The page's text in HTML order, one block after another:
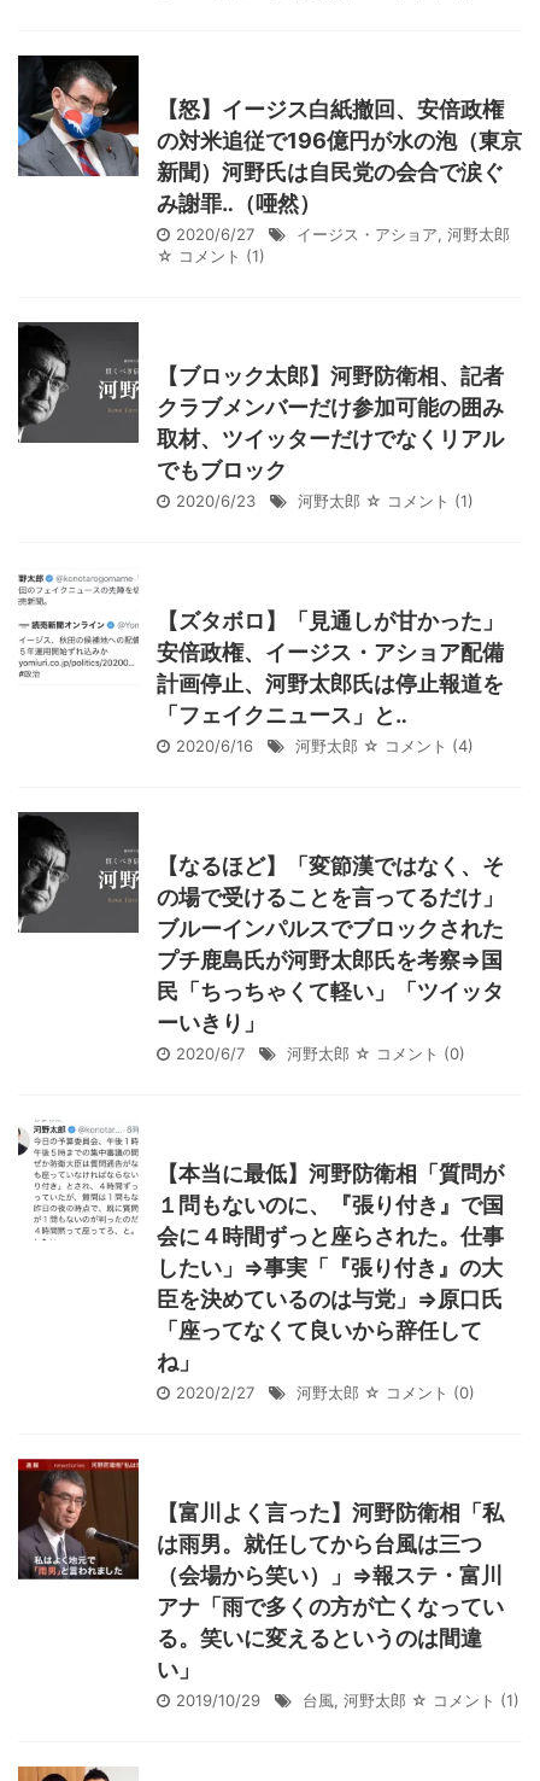
【怒】イージス白紙撤回、安倍政権
の対米追従で196億円が水の泡（東京
新聞）河野氏は自民党の会合で涙ぐ
み謝罪‥（唖然）
2020/6/27 イージス・アショア, 河野太郎
☆ コメント (1)
【ブロック太郎】河野防衛相、記者
クラブメンバーだけ参加可能の囲み
取材、ツイッターだけでなくリアル
でもブロック
2020/6/23 河野太郎 ☆ コメント (1)
【ズタボロ】「見通しが甘かった」
安倍政権、イージス・アショア配備
計画停止、河野太郎氏は停止報道を
「フェイクニュース」と‥
2020/6/16 河野太郎 ☆ コメント (4)
【なるほど】「変節漢ではなく、そ
の場で受けることを言ってるだけ」
ブルーインパルスでブロックされた
プチ鹿島氏が河野太郎氏を考察⇒国
民「ちっちゃくて軽い」「ツイッタ
ーいきり」
2020/6/7 河野太郎 ☆ コメント (0)
【本当に最低】河野防衛相「質問が
１問もないのに、『張り付き』で国
会に４時間ずっと座らされた。仕事
したい」⇒事実「『張り付き』の大
臣を決めているのは与党」⇒原口氏
「座ってなくて良いから辞任して
ね」
2020/2/27 河野太郎 ☆ コメント (0)
【富川よく言った】河野防衛相「私
は雨男。就任してから台風は三つ
（会場から笑い）」⇒報ステ・富川
アナ「雨で多くの方が亡くなってい
る。笑いに変えるというのは間違
い」
2019/10/29 台風, 河野太郎 ☆ コメント (1)